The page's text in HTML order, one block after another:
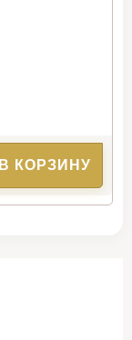
В КОРЗИНУ